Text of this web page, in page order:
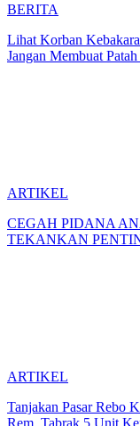
BERITA
Lihat Korban
Jangan Membuat
ARTIKEL
CEGAH PIDANA
TEKANKAN
ARTIKEL
Tanjakan Pasar Rebo
Rem ,Tabrak 5 Unit